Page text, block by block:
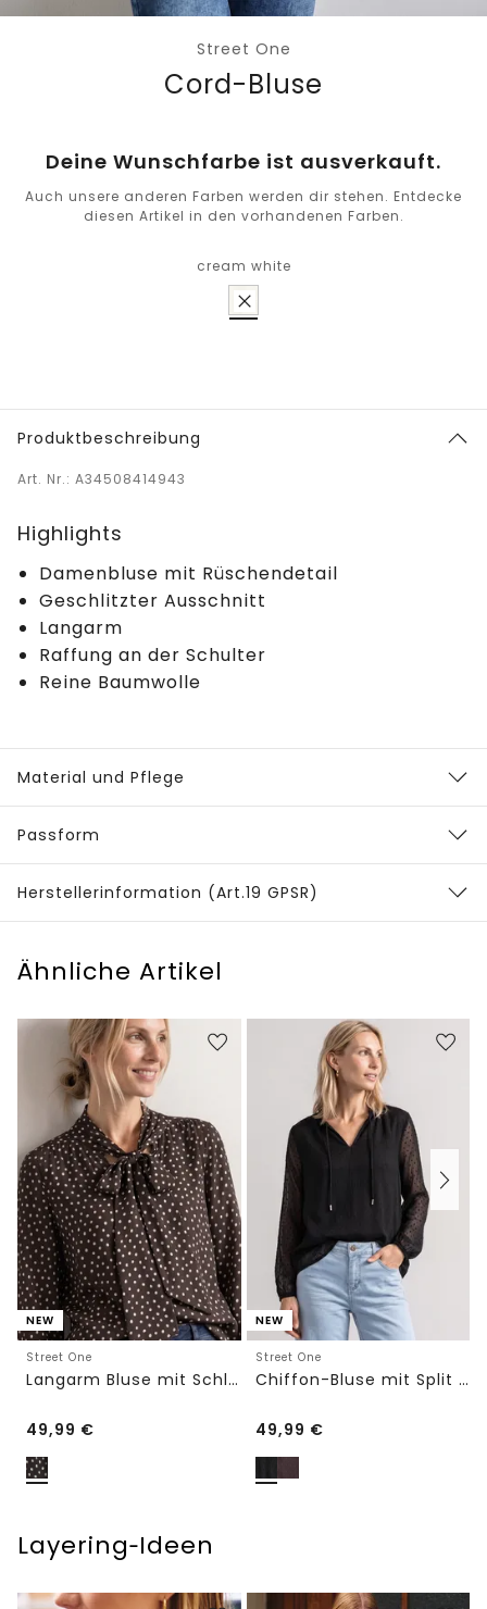
Street One
Cord-Bluse
Deine Wunschfarbe ist ausverkauft.
Auch unsere anderen Farben werden dir stehen. Entdecke
diesen Artikel in den vorhandenen Farben.
cream white
Produktbeschreibung
Art. Nr.: A34508414943
Highlights
Damenbluse mit Rüschendetail
Geschlitzter Ausschnitt
Langarm
Raffung an der Schulter
Reine Baumwolle
Material und Pflege
Passform
Herstellerinformation (Art.19 GPSR)
Ähnliche Artikel
NEW
Street One
Langarm Bluse mit Schleifendetail
49,99 €
NEW
Street One
Chiffon-Bluse mit Split Neck und Bändern
49,99 €
Layering‑Ideen